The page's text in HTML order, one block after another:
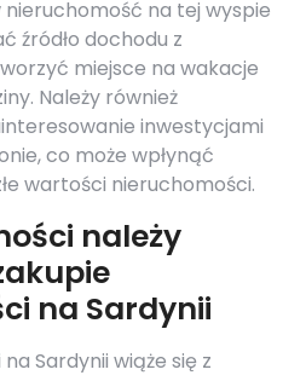
na tej wyspie
źródło dochodu z
miejsce na wakacje
Należy również
inwestycjami
co może wpłynąć
wartości nieruchomości.
należy
na Sardynii
Sardynii wiąże się z